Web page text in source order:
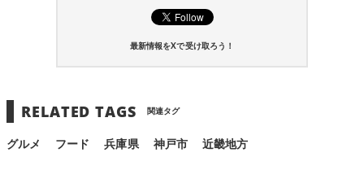
最新情報をXで受け取ろう！
RELATED TAGS 関連タグ
グルメ フード 兵庫県 神戸市 近畿地方